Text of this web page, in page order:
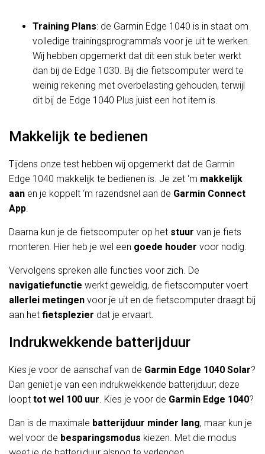
Training Plans: de Garmin Edge 1040 is in staat om
volledige trainingsprogramma’s voor je uit te werken.
Wij hebben opgemerkt dat dit een stuk beter werkt
dan bij de Edge 1030. Bij die fietscomputer werd te
weinig rekening met overbelasting gehouden, terwijl
dit bij de Edge 1040 Plus juist een hot item is.
Makkelijk te bedienen
Tijdens onze test hebben wij opgemerkt dat de Garmin
Edge 1040 makkelijk te bedienen is. Je zet ‘m makkelijk
aan en je koppelt ‘m razendsnel aan de Garmin Connect
App.
Daarna kun je de fietscomputer op het stuur van je fiets
monteren. Hier heb je wel een goede houder voor nodig.
Vervolgens spreken alle functies voor zich. De
navigatiefunctie werkt geweldig, de fietscomputer voert
allerlei metingen voor je uit en de fietscomputer draagt bij
aan het fietsplezier dat je ervaart.
Indrukwekkende batterijduur
Kies je voor de aanschaf van de Garmin Edge 1040 Solar?
Dan geniet je van een indrukwekkende batterijduur; deze
loopt tot wel 100 uur. Kies je voor de Garmin Edge 1040?
Dan is de maximale batterijduur minder lang, maar kun je
wel voor de besparingsmodus kiezen. Met die modus